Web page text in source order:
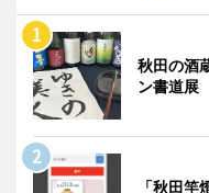
秋田の酒
ン書道展
「秋田